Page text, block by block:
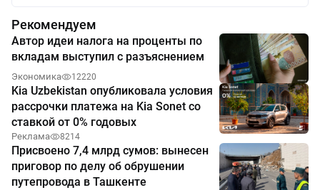
Рекомендуем
Автор идеи налога на проценты по
вкладам выступил с разъяснением
Экономика 12220
Kia Uzbekistan опубликовала условия
рассрочки платежа на Kia Sonet со
ставкой от 0% годовых
Реклама 8214
Присвоено 7,4 млрд сумов: вынесен
приговор по делу об обрушении
путепровода в Ташкенте